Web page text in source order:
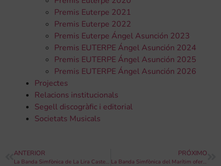
Premis Euterpe 2021
Premis Euterpe 2022
Premis Euterpe Ángel Asunción 2023
Premis EUTERPE Ángel Asunción 2024
Premis EUTERPE Ángel Asunción 2025
Premis EUTERPE Ángel Asunción 2026
Projectes
Relacions institucionals
Segell discogràfic i editorial
Societats Musicals
ANTERIOR
La Banda Simfònica de La Lira Castellonera viatja a Corea del Sud
PRÓXIMO
La Banda Simfònica del Marítim oferirà un concert a la platja de les Arenes